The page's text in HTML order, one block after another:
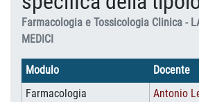
Farmacologia e Tossicologia Clinica -
MEDICI
Modulo Docente
Farmacologia
Antonio